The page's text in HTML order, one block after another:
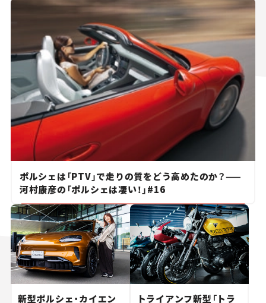
ポルシェは「PTV」で走りの質をどう高めたのか？——
河村康彦の「ポルシェは凄い！」#16
新型ポルシェ・カイエン
トライアンフ新型「トラ